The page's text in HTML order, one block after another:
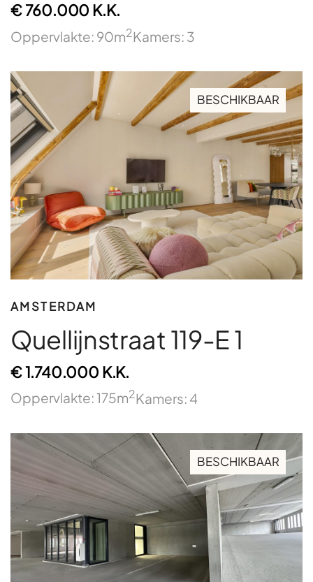
€ 760.000 K.K.
Oppervlakte: 90m2Kamers: 3
BESCHIKBAAR
AMSTERDAM
Quellijnstraat 119-E 1
€ 1.740.000 K.K.
Oppervlakte: 175m2Kamers: 4
BESCHIKBAAR